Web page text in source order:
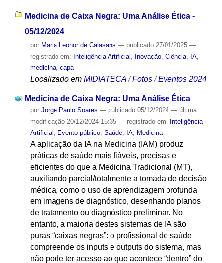
Medicina de Caixa Negra: Uma Análise Ética -
05/12/2024
por Maria Leonor de Calasans — publicado27/01/2025 —
registrado em: Inteligência Artificial Inovação, Ciência, IA,
medicina, capa
Localizado em MIDIATECA /Fotos /Eventos 2024
Medicina de Caixa Negra: Uma Análise Ética
por Jorge Paulo Soares — publicado05/12/2024 — última
modificação20/12/2024 15:35 — registrado em: Inteligência
Artificial
Evento público, Saúde, IA, Medicina
A aplicação da IA ​​na Medicina (IAM) produz
práticas de saúde mais fiáveis, precisas e
eficientes do que a Medicina Tradicional (MT),
auxiliando parcial/totalmente a tomada de decisão
médica, como o uso de aprendizagem profunda
em imagens de diagnóstico, desenhando planos
de tratamento ou diagnóstico preliminar. No
entanto, a maioria destes sistemas de IA são
puras “caixas negras”: o profissional de saúde
compreende os inputs e outputs do sistema, mas
não pode ter acesso ao que acontece “dentro” do